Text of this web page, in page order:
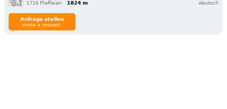
1716 Plaffeien 1824 m deutsch
Anfrage stellen
make a request